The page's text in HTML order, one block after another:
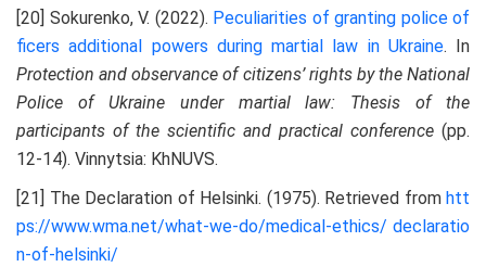
[20] Sokurenko, V. (2022). Peculiarities of granting police of
ficers additional powers during martial law in Ukraine. In
Protection and observance of citizens’ rights by the National
Police of Ukraine under martial law: Thesis of the
participants of the scientific and practical conference (pp.
12-14). Vinnytsia: KhNUVS.
[21] The Declaration of Helsinki. (1975). Retrieved from htt
ps://www.wma.net/what-we-do/medical-ethics/ declaratio
n-of-helsinki/